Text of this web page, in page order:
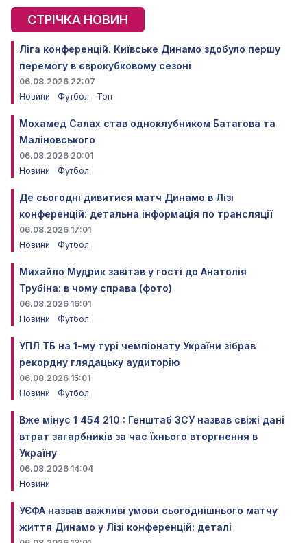
СТРІЧКА НОВИН
Ліга конференцій. Київське Динамо здобуло першу
перемогу в єврокубковому сезоні
06.08.2026 22:07
Новини
Футбол Топ
Мохамед Салах став одноклубником Батагова та
Маліновського
06.08.2026 20:01
Новини
Футбол
Де сьогодні дивитися матч Динамо в Лізі
конференцій: детальна інформація по трансляції
06.08.2026 17:01
Новини
Футбол
Михайло Мудрик завітав у гості до Анатолія
Трубіна: в чому справа (фото)
06.08.2026 16:01
Новини
Футбол
УПЛ ТБ на 1-му турі чемпіонату України зібрав
рекордну глядацьку аудиторію
06.08.2026 15:01
Новини
Футбол
Вже мінус 1 454 210 : Генштаб ЗСУ назвав свіжі дані
втрат загарбників за час їхнього вторгнення в
Україну
06.08.2026 14:04
Новини
УЄФА назвав важливі умови сьогоднішнього матчу
життя Динамо у Лізі конференцій: деталі